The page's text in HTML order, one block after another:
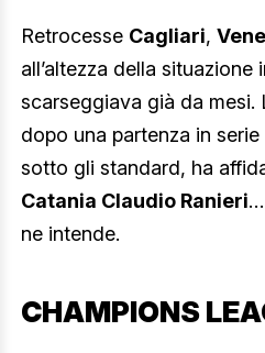
Retrocesse Cagliari,
all’altezza della situazione
scarseggiava già da mesi.
dopo una partenza in
sotto gli standard, ha
Catania Claudio Ranieri…
ne intende.
CHAMPIONS